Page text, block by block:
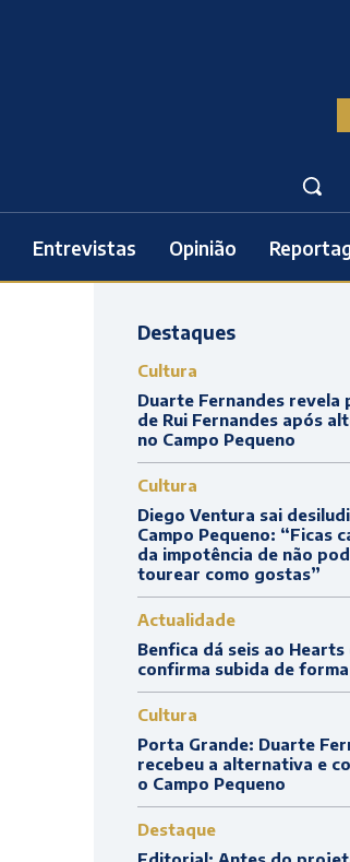
Entrevistas Opinião
Destaques
Cultura
Duarte Fernandes revela
de Rui Fernandes após
no Campo Pequeno
Cultura
Diego Ventura sai
Campo Pequeno: “Ficas
da impotência de não
tourear como gostas”
Actualidade
Benfica dá seis ao Hearts
confirma subida de forma
Cultura
Porta Grande: Duarte
recebeu a alternativa e
o Campo Pequeno
Destaque